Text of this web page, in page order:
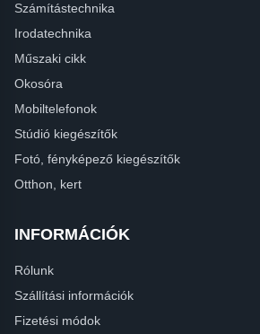
Számítástechnika
Irodatechnika
Műszaki cikk
Okosóra
Mobiltelefonok
Stúdió kiegészítők
Fotó, fényképező kiegészítők
Otthon, kert
INFORMÁCIÓK
Rólunk
Szállítási információk
Fizetési módok